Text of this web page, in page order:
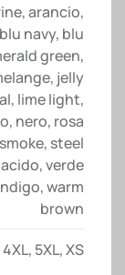
,arancio,
blu navy, blu
green,
, jelly
, lime light,
, nero, rosa
smoke, steel
,verde
,warm
brown
4XL, 5XL,XS